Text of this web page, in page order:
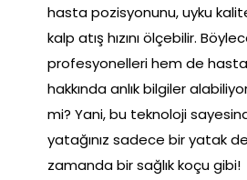
hasta pozisyonunu, uyku
kalp atış hızını ölçebilir.
profesyonelleri hem de
hakkında anlık bilgiler
mi? Yani, bu teknoloji
yatağınız sadece bir yatak
zamanda bir sağlık koçu gibi!